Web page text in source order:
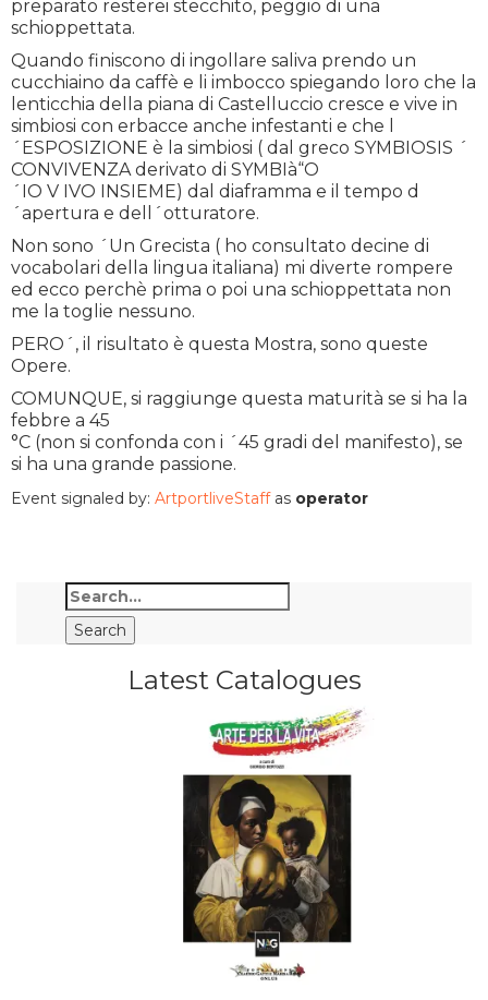
preparato resterei stecchito, peggio di una
schioppettata.
Quando finiscono di ingollare saliva prendo un
cucchiaino da caffè e li imbocco spiegando loro che la
lenticchia della piana di Castelluccio cresce e vive in
simbiosi con erbacce anche infestanti e che l
´ESPOSIZIONE è la simbiosi ( dal greco SYMBIOSIS ´
CONVIVENZA derivato di SYMBIà“O
´IO V IVO INSIEME) dal diaframma e il tempo d
´apertura e dell´otturatore.
Non sono ´Un Grecista ( ho consultato decine di
vocabolari della lingua italiana) mi diverte rompere
ed ecco perchè prima o poi una schioppettata non
me la toglie nessuno.
PERO´, il risultato è questa Mostra, sono queste
Opere.
COMUNQUE, si raggiunge questa maturità se si ha la
febbre a 45
°C (non si confonda con i ´45 gradi del manifesto), se
si ha una grande passione.
Event signaled by: ArtportliveStaffas operator
Latest Catalogues